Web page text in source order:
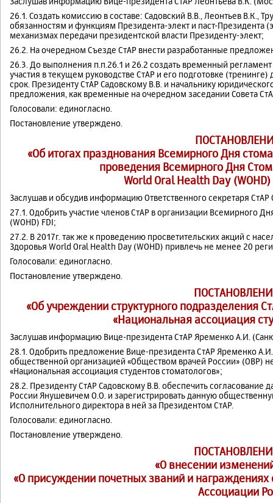
26.1. Создать комиссию в составе: Садовский В.В., Леонтьев В.К.,
обязанностям и функциям Президента-элект и паст-Президента
механизмах передачи президентской власти Президенту-элект;
26.2. На очередном Съезде СтАР внести разработанные
26.3. До выполнения п.п.26.1 и 26.2 создать временный
участия в текущем руководстве СтАР и его подготовке
срок. Президенту СтАР Садовскому В.В. и начальнику
предложения, как временные на очередном заседании Совета
Голосовали: единогласно.
Постановление утверждено.
«Об итогах празднования Всемирного Дня
проведения Всемирного Дня
World Oral Health Day
Заслушав и обсудив информацию Ответственного секретаря
27.1. Одобрить участие членов СтАР в организации Всемирного
(WOHD) FDI;
27.2. В 2017г. так же к проведению просветительских акций с
Здоровья World Oral Health Day (WOHD) привлечь не менее 20
Голосовали: единогласно.
Постановление утверждено.
«Об учреждении структурного подразделения
«Национальная ассоциация
Заслушав информацию Вице-президента СтАР Яременко А.И.
28.1. Одобрить предложение Вице-президента СтАР Яременко
общественной организацией «Обществом врачей России» (ОВР)
«Национальная ассоциация студентов стоматологов»;
28.2. Президенту СтАР Садовскому В.В. обеспечить
России Янушевичем О.О. и зарегистрировать данную
Исполнительного директора в ней за Президентом СтАР.
Голосовали: единогласно.
Постановление утверждено.
«О внесении
«О присуждении почетных званий и
Ассоциации